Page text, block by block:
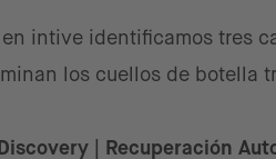
intive identificamos tres
los cuellos de botella
| Recuperación